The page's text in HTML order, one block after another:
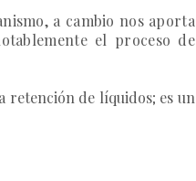
a cambio nos aporta
el proceso de
retención de líquidos; es un